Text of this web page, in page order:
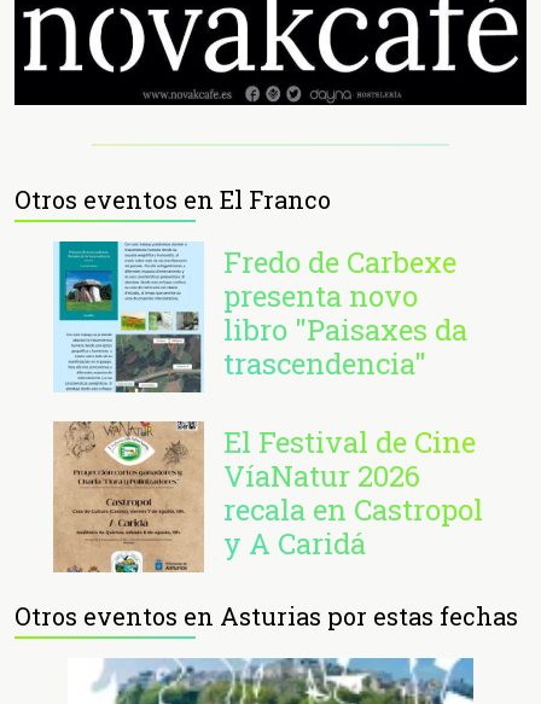
Otros eventos en El Franco
Fredo de Carbexe
presenta novo
libro "Paisaxes da
trascendencia"
El Festival de Cine
VíaNatur 2026
recala en Castropol
y A Caridá
Otros eventos en Asturias por estas fechas